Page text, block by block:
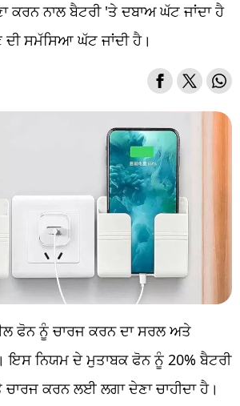
ਕਰਨ ਨਾਲ ਬੈਟਰੀ 'ਤੇ ਦਬਾਅ ਘੱਟ ਜਾਂਦਾ ਹੈ
ਸਮੱਸਿਆ ਘੱਟ ਜਾਂਦੀ ਹੈ।
ਫੋਨ ਨੂੰ ਚਾਰਜ ਕਰਨ ਦਾ ਸਰਲ ਅਤੇ
ਇਸ ਨਿਯਮ ਦੇ ਮੁਤਾਬਕ ਫੋਨ ਨੂੰ 20% ਬੈਟਰੀ
ਕਰਨ ਲਈ ਲਗਾ ਦੇਣਾ ਚਾਹੀਦਾ ਹੈ।